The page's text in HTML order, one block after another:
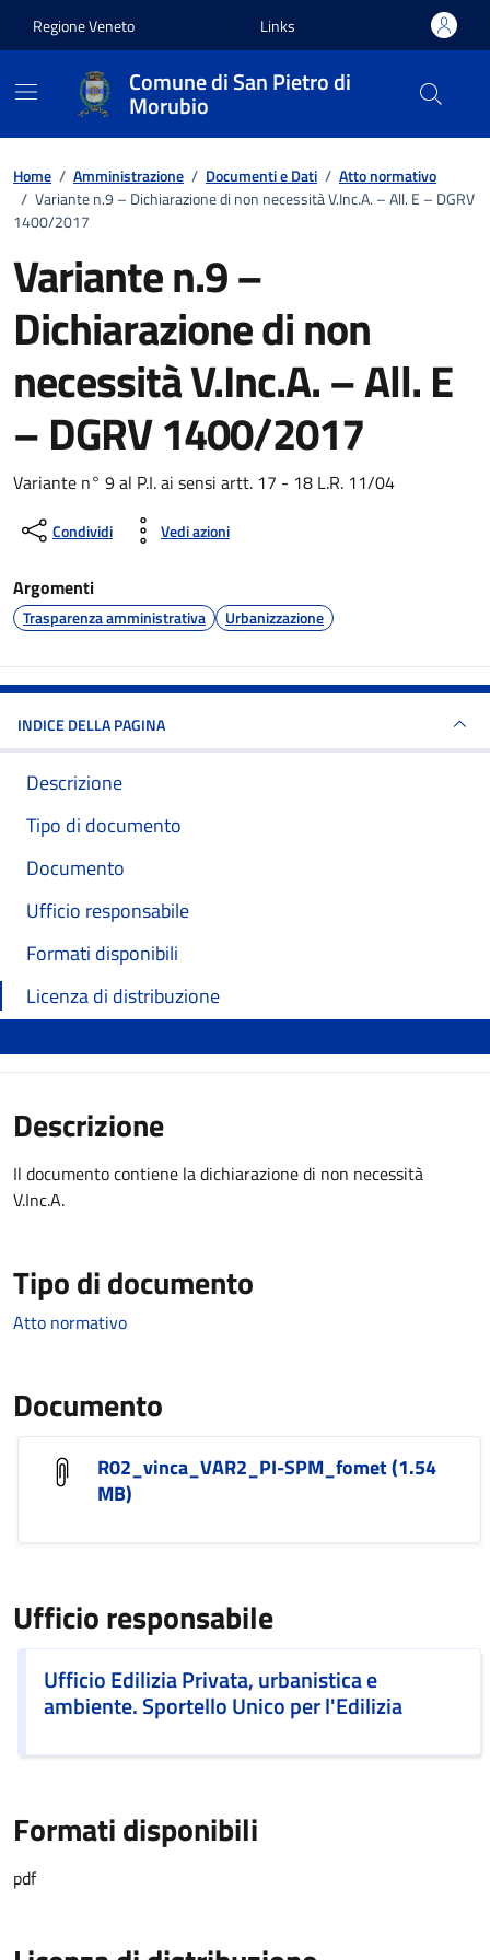
Regione Veneto Links
Comune di San Pietro di
Morubio
Home / Amministrazione / Documenti e Dati / Atto normativo
/ Variante n.9 – Dichiarazione di non necessità V.Inc.A. – All. E – DGRV
1400/2017
Variante n.9 –
Dichiarazione di non
necessità V.Inc.A. – All. E
– DGRV 1400/2017
Variante n° 9 al P.I. ai sensi artt. 17 - 18 L.R. 11/04
Condividi Vedi azioni
Argomenti
Trasparenza amministrativa Urbanizzazione
INDICE DELLA PAGINA
Descrizione
Tipo di documento
Documento
Ufficio responsabile
Formati disponibili
Licenza di distribuzione
Descrizione
Il documento contiene la dichiarazione di non necessità
V.Inc.A.
Tipo di documento
Atto normativo
Documento
R02_vinca_VAR2_PI-SPM_fomet (1.54
MB)
Ufficio responsabile
Ufficio Edilizia Privata, urbanistica e
ambiente. Sportello Unico per l'Edilizia
Formati disponibili
pdf